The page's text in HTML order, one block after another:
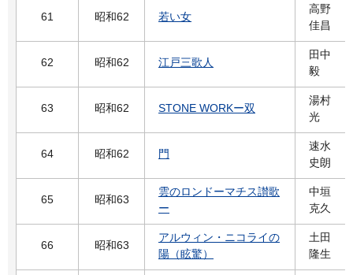
61 昭和62 若い女
高野
佳昌
62 昭和62 江戸三歌人
田中
毅
63 昭和62 STONE WORKー双
湯村
光
64 昭和62 門
速水
史朗
65 昭和63
雲のロンドーマチス讃歌
ー
中垣
克久
66 昭和63
アルウィン・ニコライの
陽（眩驚）
土田
隆生